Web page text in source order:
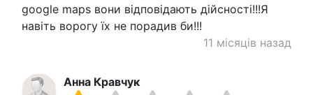
google maps вони відповідають дійсності!!!Я
навіть ворогу їх не порадив би!!!
11 місяців назад
Анна Кравчук